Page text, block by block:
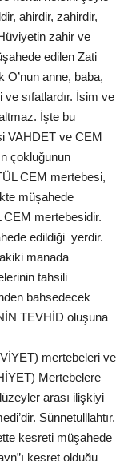
ahirdir, zahirdir,
zahir ve
edilen Zati
O’nun anne, baba,
sıfatlardır. İsim ve
İşte bu
VAHDET ve CEM
çokluğunun
CEM mertebesi,
müşahede
mertebesidir.
edildiği yerdir.
manada
tahsili
bahsedecek
TEVHİD oluşuna
mertebeleri ve
Mertebelere
arası ilişkiyi
Sünnetulllahtır.
kesreti müşahede
kesret olduğu